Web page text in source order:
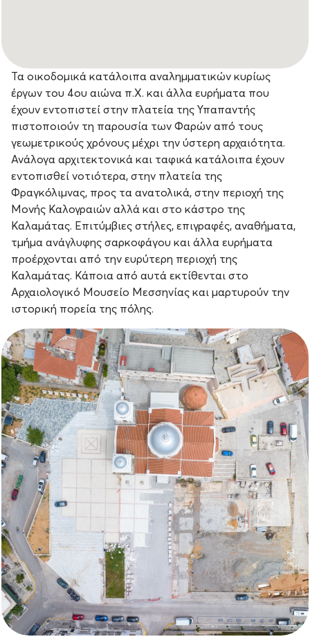
Τα οικοδομικά κατάλοιπα αναλημματικών κυρίως
έργων του 4ου αιώνα π.Χ. και άλλα ευρήματα που
έχουν εντοπιστεί στην πλατεία της Υπαπαντής
πιστοποιούν τη παρουσία των Φαρών από τους
γεωμετρικούς χρόνους μέχρι την ύστερη αρχαιότητα.
Ανάλογα αρχιτεκτονικά και ταφικά κατάλοιπα έχουν
εντοπισθεί νοτιότερα, στην πλατεία της
Φραγκόλιμνας, προς τα ανατολικά, στην περιοχή της
Μονής Καλογραιών αλλά και στο κάστρο της
Καλαμάτας. Επιτύμβιες στήλες, επιγραφές, αναθήματα,
τμήμα ανάγλυφης σαρκοφάγου και άλλα ευρήματα
προέρχονται από την ευρύτερη περιοχή της
Καλαμάτας. Κάποια από αυτά εκτίθενται στο
Αρχαιολογικό Μουσείο Μεσσηνίας και μαρτυρούν την
ιστορική πορεία της πόλης.